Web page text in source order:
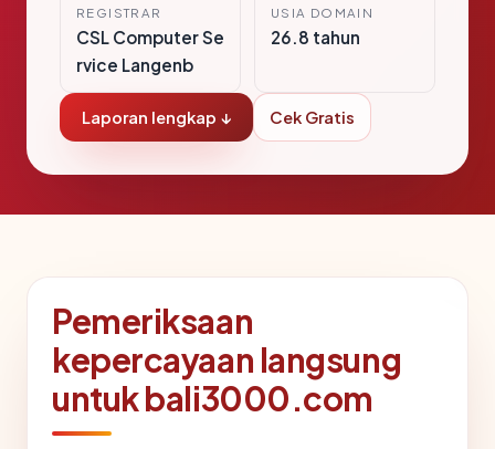
REGISTRAR
CSL Computer Se
rvice Langenb
USIA DOMAIN
26.8 tahun
Laporan lengkap ↓ Cek Gratis
Pemeriksaan
kepercayaan langsung
untuk bali3000.com